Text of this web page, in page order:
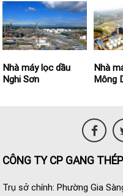
Nhà máy lọc dầu
Nghi Sơn
Nhà
Mông
CÔNG TY CP GANG
Trụ sở chính: Phường Gia